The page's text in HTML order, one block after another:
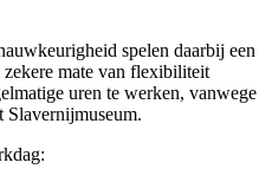
spelen daarbij een
mate van flexibiliteit
uren te werken, vanwege
Slavernijmuseum.